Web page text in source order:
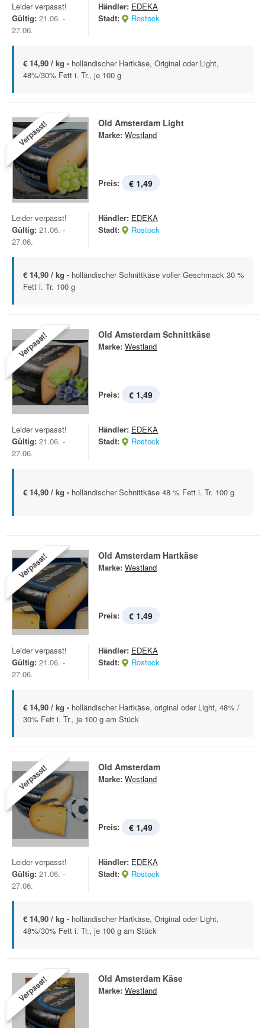
Leider verpasst!
Gültig: 21.06. -
27.06.
Händler: EDEKA
Stadt:
Rostock
€ 14,90 / kg - holländischer Hartkäse, Original oder Light,
48%/30% Fett i. Tr., je 100 g
Verpasst! Old Amsterdam Light
Marke: Westland
Preis: € 1,49
Leider verpasst!
Gültig: 21.06. -
27.06.
Händler: EDEKA
Stadt:
Rostock
€ 14,90 / kg - holländischer Schnittkäse voller Geschmack 30 %
Fett i. Tr. 100 g
Verpasst! Old Amsterdam Schnittkäse
Marke: Westland
Preis: € 1,49
Leider verpasst!
Gültig: 21.06. -
27.06.
Händler: EDEKA
Stadt:
Rostock
€ 14,90 / kg - holländischer Schnittkäse 48 % Fett i. Tr. 100 g
Verpasst! Old Amsterdam Hartkäse
Marke: Westland
Preis: € 1,49
Leider verpasst!
Gültig: 21.06. -
27.06.
Händler: EDEKA
Stadt:
Rostock
€ 14,90 / kg - holländischer Hartkäse, original oder Light, 48% /
30% Fett i. Tr., je 100 g am Stück
Verpasst! Old Amsterdam
Marke: Westland
Preis: € 1,49
Leider verpasst!
Gültig: 21.06. -
27.06.
Händler: EDEKA
Stadt:
Rostock
€ 14,90 / kg - holländischer Hartkäse, Original oder Light,
48%/30% Fett i. Tr., je 100 g am Stück
Verpasst! Old Amsterdam Käse
Marke: Westland